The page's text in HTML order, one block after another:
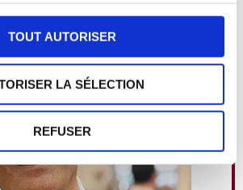
TOUT AUTORISER
LA SÉLECTION
REFUSER